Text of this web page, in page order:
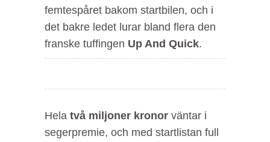
femtespåret bakom startbilen, och i
det bakre ledet lurar bland flera den
franske tuffingen Up And Quick.
Hela två miljoner kronor väntar i
segerpremie, och med startlistan full